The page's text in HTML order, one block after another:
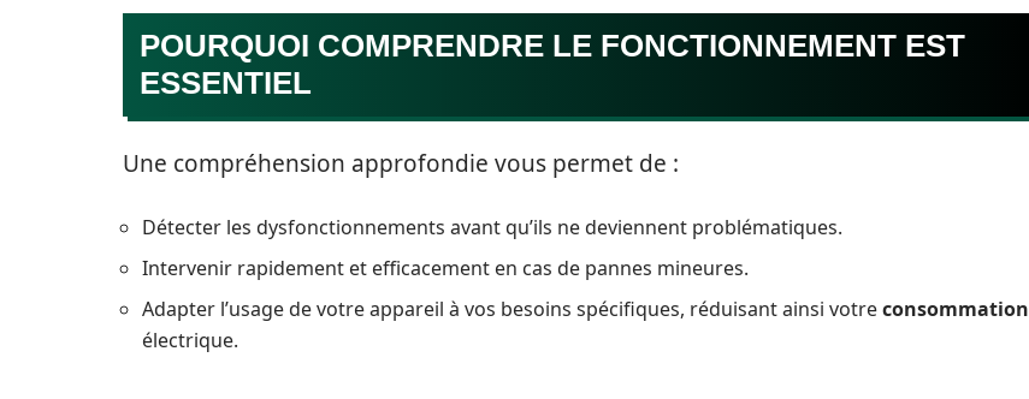
POURQUOI COMPRENDRE LE FONCTIONNEMENT EST
ESSENTIEL
Une compréhension approfondie vous permet de :
Détecter les dysfonctionnements avant qu’ils ne deviennent problématiques.
Intervenir rapidement et efficacement en cas de pannes mineures.
Adapter l’usage de votre appareil à vos besoins spécifiques, réduisant ainsi votreconsommation
électrique.